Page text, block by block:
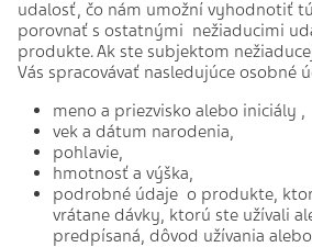
udalosť, čo nám umožní vyhodnotiť
porovnať s ostatnými nežiaducimi
produkte. Ak ste subjektom
Vás spracovávať nasledujúce osobné
meno a priezvisko alebo iniciály ,
vek a dátum narodenia,
pohlavie,
hmotnosť a výška,
podrobné údaje o produkte,
vrátane dávky, ktorú ste užívali
predpísaná, dôvod užívania